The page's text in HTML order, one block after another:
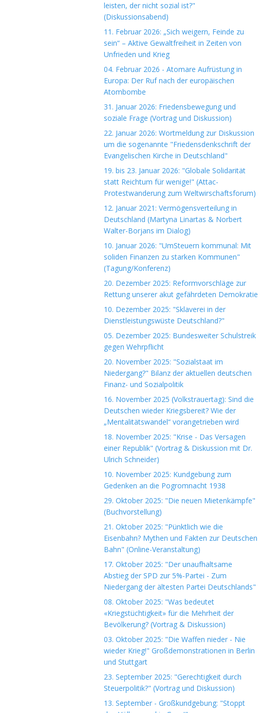
leisten, der nicht sozial ist?"
(Diskussionsabend)
11. Februar 2026: „Sich weigern, Feinde zu
sein“ – Aktive Gewaltfreiheit in Zeiten von
Unfrieden und Krieg
04. Februar 2026 - Atomare Aufrüstung in
Europa: Der Ruf nach der europäischen
Atombombe
31. Januar 2026: Friedensbewegung und
soziale Frage (Vortrag und Diskussion)
22. Januar 2026: Wortmeldung zur Diskussion
um die sogenannte "Friedensdenkschrift der
Evangelischen Kirche in Deutschland"
19. bis 23. Januar 2026: "Globale Solidarität
statt Reichtum für wenige!" (Attac-
Protestwanderung zum Weltwirschaftsforum)
12. Januar 2021: Vermögensverteilung in
Deutschland (Martyna Linartas & Norbert
Walter-Borjans im Dialog)
10. Januar 2026: "UmSteuern kommunal: Mit
soliden Finanzen zu starken Kommunen"
(Tagung/Konferenz)
20. Dezember 2025: Reformvorschläge zur
Rettung unserer akut gefährdeten Demokratie
10. Dezember 2025: "Sklaverei in der
Dienstleistungswüste Deutschland?"
05. Dezember 2025: Bundesweiter Schulstreik
gegen Wehrpflicht
20. November 2025: "Sozialstaat im
Niedergang?" Bilanz der aktuellen deutschen
Finanz- und Sozialpolitik
16. November 2025 (Volkstrauertag): Sind die
Deutschen wieder Kriegsbereit? Wie der
„Mentalitätswandel“ vorangetrieben wird
18. November 2025: "Krise - Das Versagen
einer Republik" (Vortrag & Diskussion mit Dr.
Ulrich Schneider)
10. November 2025: Kundgebung zum
Gedenken an die Pogromnacht 1938
29. Oktober 2025: "Die neuen Mietenkämpfe"
(Buchvorstellung)
21. Oktober 2025: "Pünktlich wie die
Eisenbahn? Mythen und Fakten zur Deutschen
Bahn" (Online-Veranstaltung)
17. Oktober 2025: "Der unaufhaltsame
Abstieg der SPD zur 5%-Partei - Zum
Niedergang der ältesten Partei Deutschlands"
08. Oktober 2025: "Was bedeutet
«Kriegstüchtigkeit» für die Mehrheit der
Bevölkerung? (Vortrag & Diskussion)
03. Oktober 2025: "Die Waffen nieder - Nie
wieder Krieg!" Großdemonstrationen in Berlin
und Stuttgart
23. September 2025: "Gerechtigkeit durch
Steuerpolitik?" (Vortrag und Diskussion)
13. September - Großkundgebung: "Stoppt